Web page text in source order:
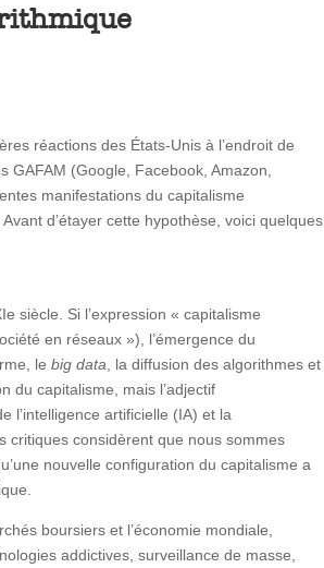
réactions des États-Unis à l’endroit de
GAFAM (Google, Facebook, Amazon,
manifestations du capitalisme
d’étayer cette hypothèse, voici quelques
siècle. Si l’expression « capitalisme
en réseaux »), l’émergence du
lebig data , la diffusion des algorithmes et
du capitalisme, mais l’adjectif
l’intelligence artificielle (IA) et la
critiques considèrent que nous sommes
nouvelle configuration du capitalisme a
boursiers et l’économie mondiale,
addictives, surveillance de masse,